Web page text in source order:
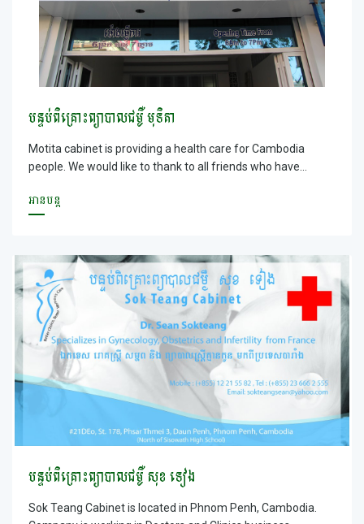
បន្ទប់ពិគ្រោះព្យាបាលជម្ងឺ មុទិតា
Motita cabinet is providing a health care for Cambodia
people. We would like to thank to all friends who have
អានបន្ត
បន្ទប់ពិគ្រោះព្យាបាលជម្ងឺ សុខ ទៀង
Sok Teang Cabinet is located in Phnom Penh, Cambodia.